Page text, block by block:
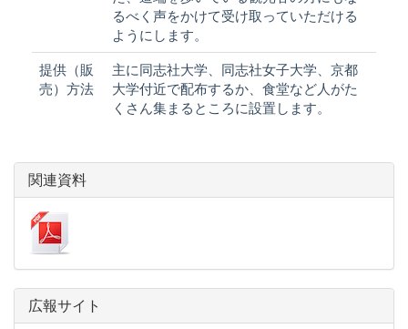
るべく声をかけて受け取っていただける
ようにします。
提供（販
売）方法
主に同志社大学、同志社女子大学、京都
大学付近で配布するか、食堂など人がた
くさん集まるところに設置します。
関連資料
広報サイト